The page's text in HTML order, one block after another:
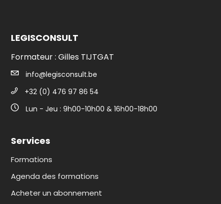
LEGISCONSULT
Formateur : Gilles TIJTGAT
info@legisconsult.be
+32 (0) 476 97 86 54
Lun - Jeu : 9h00-10h00 & 16h00-18h00
Services
Formations
Agenda des formations
Acheter un abonnement